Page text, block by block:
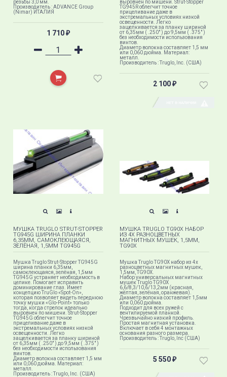
резьбы 3,0 мм.
Производитель : ADVANCE Group
(Nimar) ИТАЛИЯ
1 710 ₽
выровнен по мишени. Strut-Stopper
TG945R облегчит точное
прицеливание даже в
экстремальных условиях низкой
освещенности. Легко
защелкивается за планку шириной
от 6,35мм ( .250" ) до 9,5мм ( .375" )
без необходимости использования
винтов.
Диаметр волокна составляет 1,5 мм
или 0,060 дюйма. Материал:
металл.
Производитель : Truglo, Inc. (США)
2 100 ₽
МУШКА TRUGLO STRUT-STOPPER
TG945G ШИРИНА ПЛАНКИ
6,35ММ, САМОКЛЕЮЩАЯСЯ,
ЗЕЛЁНАЯ, 1,5ММ TG945G
Мушка Truglo Strut-Stopper TG945G
ширина планки 6,35мм,
самоклеющаяся, зелёная, 1,5мм
TG945G устраняет необходимость в
целике. Помогает исправить
доминирование глаз. Имеет
концепцию TruGlo «Spot-On»,
которая позволяет видеть переднюю
точку мушки «Glo-Point» только
тогда, когда стрелок идеально
выровнен по мишени. Strut-Stopper
TG945G облегчит точное
прицеливание даже в
экстремальных условиях низкой
освещенности. Легко
защелкивается за планку шириной
от 6,35мм ( .250" ) до 9,5мм ( .375" )​​
без необходимости использования
винтов.
Диаметр волокна составляет 1,5 мм
или 0,060 дюйма. Материал:
металл.
Производитель : Truglo, Inc. (США)
МУШКА TRUGLO TG90X НАБОР
ИЗ 4Х РАЗНОЦВЕТНЫХ
МАГНИТНЫХ МУШЕК, 1,5ММ,
TG90X
Мушка Truglo TG90X набор из 4х
разноцветных магнитных мушек,
1,5мм, TG90X.
Набор универсальных магнитных
мушек Truglo TG90X
6,6/8,3/10,6/13,2мм (красная,
жёлтая, зелёная, оранжевая).
Диаметр волокна составляет 1,5мм
или 0,060 дюйма.
Подходит для всех ружей с
вентилируемой планкой.
Чрезвычайно низкий профиль.
Простая магнитная установка.
Включает в себя 4 монтажных
основания разного размера.
Производитель : Truglo, Inc (США)
5 550 ₽